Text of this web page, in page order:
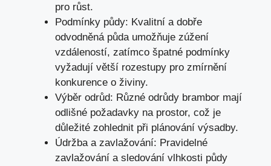
pro růst.
Podmínky půdy: Kvalitní a dobře
odvodněná půda umožňuje zúžení
vzdáleností, zatímco špatné podmínky
vyžadují větší rozestupy pro zmírnění
konkurence o živiny.
Výběr odrůd: Různé odrůdy brambor mají
odlišné požadavky na prostor, což je
důležité zohlednit při plánování výsadby.
Údržba a zavlažování: Pravidelné
zavlažování a sledování vlhkosti půdy